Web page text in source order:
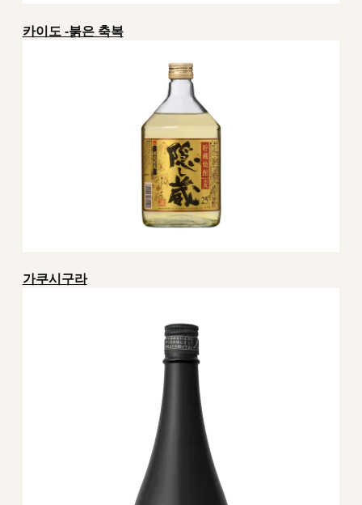
카이도 -붉은 축복
가쿠시구라